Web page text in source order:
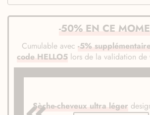
-50% EN CE
Cumulable avec -5%
code HELLO5 lors de la validation de
Sèche-cheveux ultra léger